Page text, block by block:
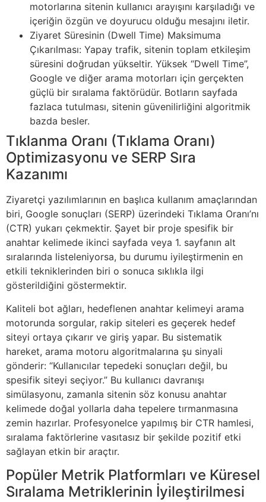
motorlarına sitenin kullanıcı arayışını karşıladığı ve
içeriğin özgün ve doyurucu olduğu mesajını iletir.
Ziyaret Süresinin (Dwell Time) Maksimuma
Çıkarılması: Yapay trafik, sitenin toplam etkileşim
süresini doğrudan yükseltir. Yüksek “Dwell Time”,
Google ve diğer arama motorları için gerçekten
güçlü bir sıralama faktörüdür. Botların sayfada
fazlaca tutulması, sitenin güvenilirliğini algoritmik
bazda besler.
Tıklanma Oranı (Tıklama Oranı)
Optimizasyonu ve SERP Sıra
Kazanımı
Ziyaretçi yazılımlarının en başlıca kullanım amaçlarından
biri, Google sonuçları (SERP) üzerindeki Tıklama Oranı’nı
(CTR) yukarı çekmektir. Şayet bir proje spesifik bir
anahtar kelimede ikinci sayfada veya 1. sayfanın alt
sıralarında listeleniyorsa, bu durumu iyileştirmenin en
etkili tekniklerinden biri o sonuca sıklıkla ilgi
gösterildiğini göstermektir.
Kaliteli bot ağları, hedeflenen anahtar kelimeyi arama
motorunda sorgular, rakip siteleri es geçerek hedef
siteyi ortaya çıkarır ve giriş yapar. Bu sistematik
hareket, arama motoru algoritmalarına şu sinyali
gönderir: “Kullanıcılar tepedeki sonuçları değil, bu
spesifik siteyi seçiyor.” Bu kullanıcı davranışı
simülasyonu, zamanla sitenin söz konusu anahtar
kelimede doğal yollarla daha tepelere tırmanmasına
zemin hazırlar. Profesyonelce yapılmış bir CTR hamlesi,
sıralama faktörlerine vasıtasız bir şekilde pozitif etki
sağlayan etkin bir araçtır.
Popüler Metrik Platformları ve Küresel
Sıralama Metriklerinin İyileştirilmesi